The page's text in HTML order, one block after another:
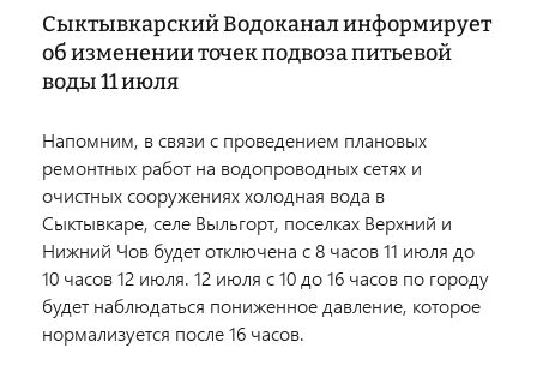
Сыктывкарский Водоканал информирует
об изменении точек подвоза питьевой
воды 11 июля
Напомним, в связи с проведением плановых
ремонтных работ на водопроводных сетях и
очистных сооружениях холодная вода в
Сыктывкаре, селе Выльгорт, поселках Верхний и
Нижний Чов будет отключена с 8 часов 11 июля до
10 часов 12 июля. 12 июля с 10 до 16 часов по городу
будет наблюдаться пониженное давление, которое
нормализуется после 16 часов.